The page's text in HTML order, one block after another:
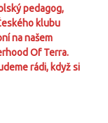
pedagog,
klubu
na našem
Of Terra.
rádi, když si